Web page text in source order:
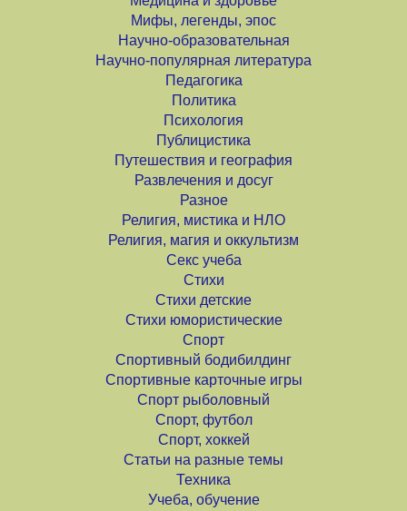
Мифы, легенды, эпос
Научно-образовательная
Научно-популярная литература
Педагогика
Политика
Психология
Публицистика
Путешествия и география
Развлечения и досуг
Разное
Религия, мистика и НЛО
Религия, магия и оккультизм
Секс учеба
Стихи
Стихи детские
Стихи юмористические
Спорт
Спортивный бодибилдинг
Спортивные карточные игры
Спорт рыболовный
Спорт, футбол
Спорт, хоккей
Статьи на разные темы
Техника
Учеба, обучение